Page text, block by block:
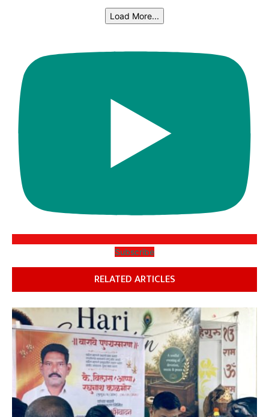
Load More...
Subscribe
RELATED ARTICLES